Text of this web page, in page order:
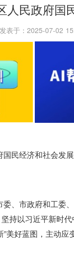
人民政府国
发表于：2025-07-02
民经济和社会发
、市政府和工委
持以习近平新时
美好蓝图，主动应